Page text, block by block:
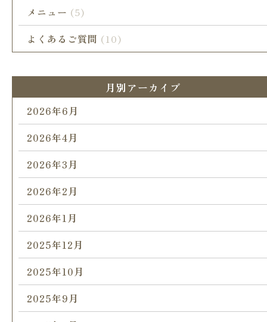
メニュー (5)
よくあるご質問 (10)
月別アーカイブ
2026年6月
2026年4月
2026年3月
2026年2月
2026年1月
2025年12月
2025年10月
2025年9月